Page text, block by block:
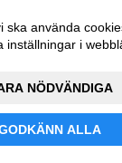
ska använda
inställningar i
NÖDVÄNDIGA
ALLA
personuppgifter